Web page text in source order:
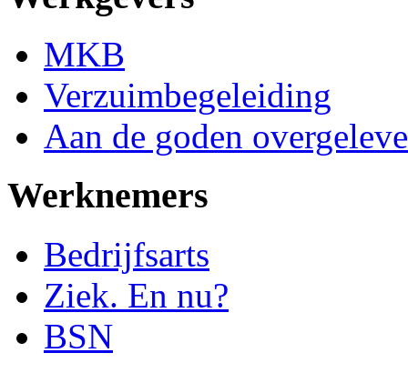
MKB
Verzuimbegeleiding
Aan de goden
Werknemers
Bedrijfsarts
Ziek. En nu?
BSN